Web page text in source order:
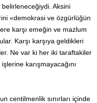
belirleneceğiydi. Aksini
«demokrasi ve özgürlüğün
karşı emeğin ve mazlum
Karşı karşıya geldikleri
Ne var ki her iki taraftakiler
karışmayacağını
centilmenlik sınırları içinde